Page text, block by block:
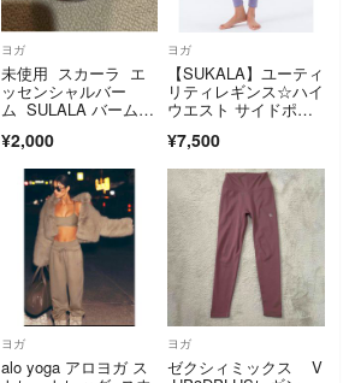
ヨガ
未使用 スカーラ エ
ッセンシャルバー
ム SULALA バーム e
¥2,000
ヨガ
【SUKALA】ユーティ
リティレギンス☆ハイ
ウエスト サイドポケ
¥7,500
ヨガ
alo yoga アロヨガ ス
ヨガ
ゼクシィミックス V